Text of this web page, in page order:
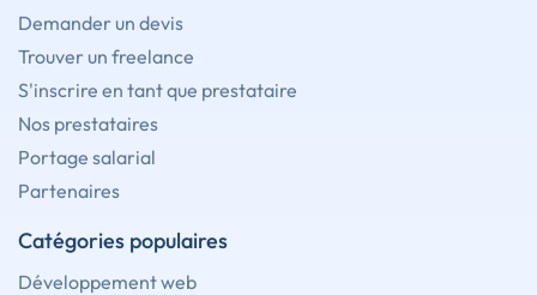
Demander un devis
Trouver un freelance
S'inscrire en tant que prestataire
Nos prestataires
Portage salarial
Partenaires
Catégories populaires
Développement web